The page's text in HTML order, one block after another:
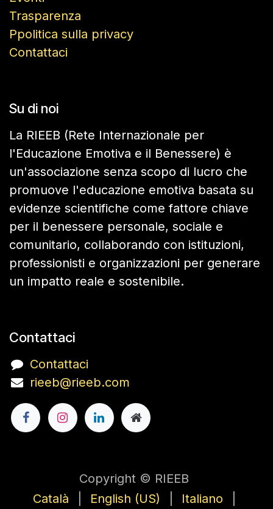
Trasparenza
Ppolitica sulla privacy
Contattaci
Su di noi
La RIEEB (Rete Internazionale per
l'Educazione Emotiva e il Benessere) è
un'associazione senza scopo di lucro che
promuove l'educazione emotiva basata su
evidenze scientifiche come fattore chiave
per il benessere personale, sociale e
comunitario, collaborando con istituzioni,
professionisti e organizzazioni per generare
un impatto reale e sostenibile.
Contattaci
Contattaci
rieeb@rieeb.com
Copyright © RIEEB
Català
English (US) Italiano